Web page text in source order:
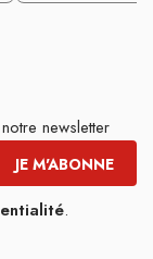
newsletter
.